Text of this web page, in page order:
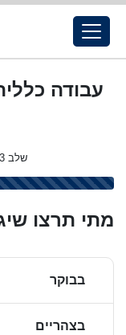
שלב 3: בחרו את התשובה המתאימה.
מתי תרצו
בבוקר
בצהריים